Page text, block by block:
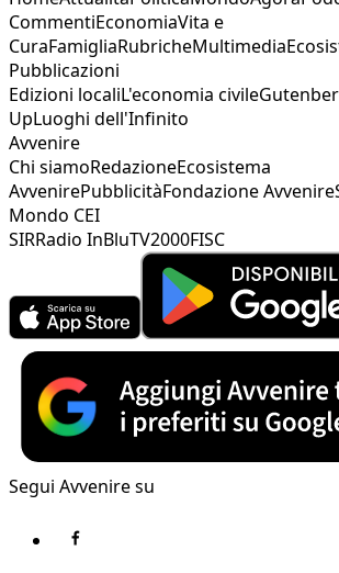
CommentiEconomiaVita e
CuraFamigliaRubricheMultimedia
Pubblicazioni
Edizioni localiL'economia civile
UpLuoghi dell'Infinito
Avvenire
Chi siamoRedazioneEcosistema
AvvenirePubblicitàFondazione Avvenire
Mondo CEI
SIRRadio InBluTV2000FISC
Segui Avvenire su